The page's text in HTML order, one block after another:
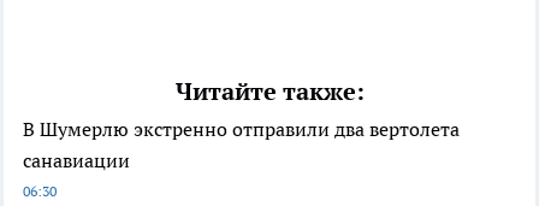
Читайте также:
В Шумерлю экстренно отправили два вертолета
санавиации
06:30